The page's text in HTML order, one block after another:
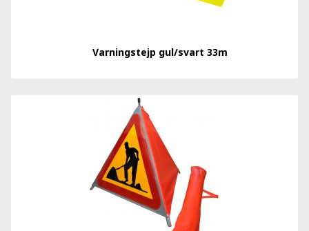
Varningstejp gul/svart 33m